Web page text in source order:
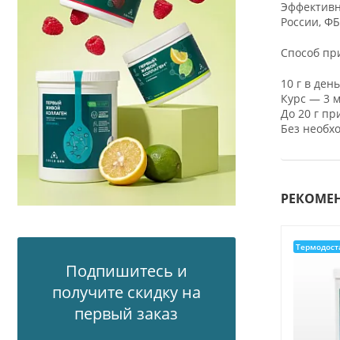
России,
Способ
10 г в
Курс — 3
До 20 г
Без
Подпишитесь и
получите скидку на
первый заказ